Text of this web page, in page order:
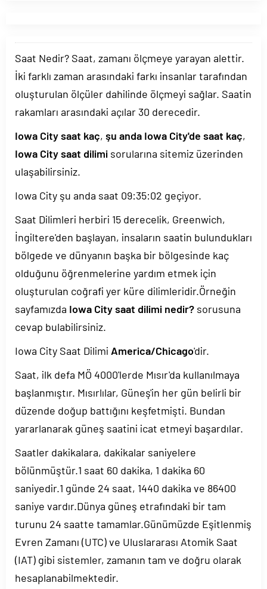
Saat Nedir? Saat, zamanı ölçmeye yarayan alettir.
İki farklı zaman arasındaki farkı insanlar tarafından
oluşturulan ölçüler dahilinde ölçmeyi sağlar. Saatin
rakamları arasındaki açılar 30 derecedir.
Iowa City saat kaç, şu anda Iowa City'de saat kaç,
Iowa City saat dilimi sorularına sitemiz üzerinden
ulaşabilirsiniz.
Iowa City şu anda saat 09:35:02 geçiyor.
Saat Dilimleri herbiri 15 derecelik, Greenwich,
İngiltere'den başlayan, insaların saatin bulundukları
bölgede ve dünyanın başka bir bölgesinde kaç
olduğunu öğrenmelerine yardım etmek için
oluşturulan coğrafi yer küre dilimleridir.Örneğin
sayfamızda Iowa City saat dilimi nedir? sorusuna
cevap bulabilirsiniz.
Iowa City Saat Dilimi America/Chicago'dir.
Saat, ilk defa MÖ 4000'lerde Mısır'da kullanılmaya
başlanmıştır. Mısırlılar, Güneş'in her gün belirli bir
düzende doğup battığını keşfetmişti. Bundan
yararlanarak güneş saatini icat etmeyi başardılar.
Saatler dakikalara, dakikalar saniyelere
bölünmüştür.1 saat 60 dakika, 1 dakika 60
saniyedir.1 günde 24 saat, 1440 dakika ve 86400
saniye vardır.Dünya güneş etrafındaki bir tam
turunu 24 saatte tamamlar.Günümüzde Eşitlenmiş
Evren Zamanı (UTC) ve Uluslararası Atomik Saat
(IAT) gibi sistemler, zamanın tam ve doğru olarak
hesaplanabilmektedir.